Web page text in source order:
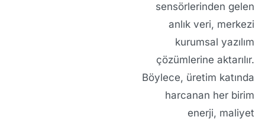
sensörlerinden gelen
anlık veri, merkezi
kurumsal yazılım
çözümlerine aktarılır.
Böylece, üretim katında
harcanan her birim
enerji, maliyet